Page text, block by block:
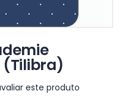
(Tilibra)
este produto